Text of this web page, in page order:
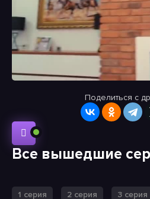
Поделиться с
Все вышедшие
1 серия 2 серия 3 серия